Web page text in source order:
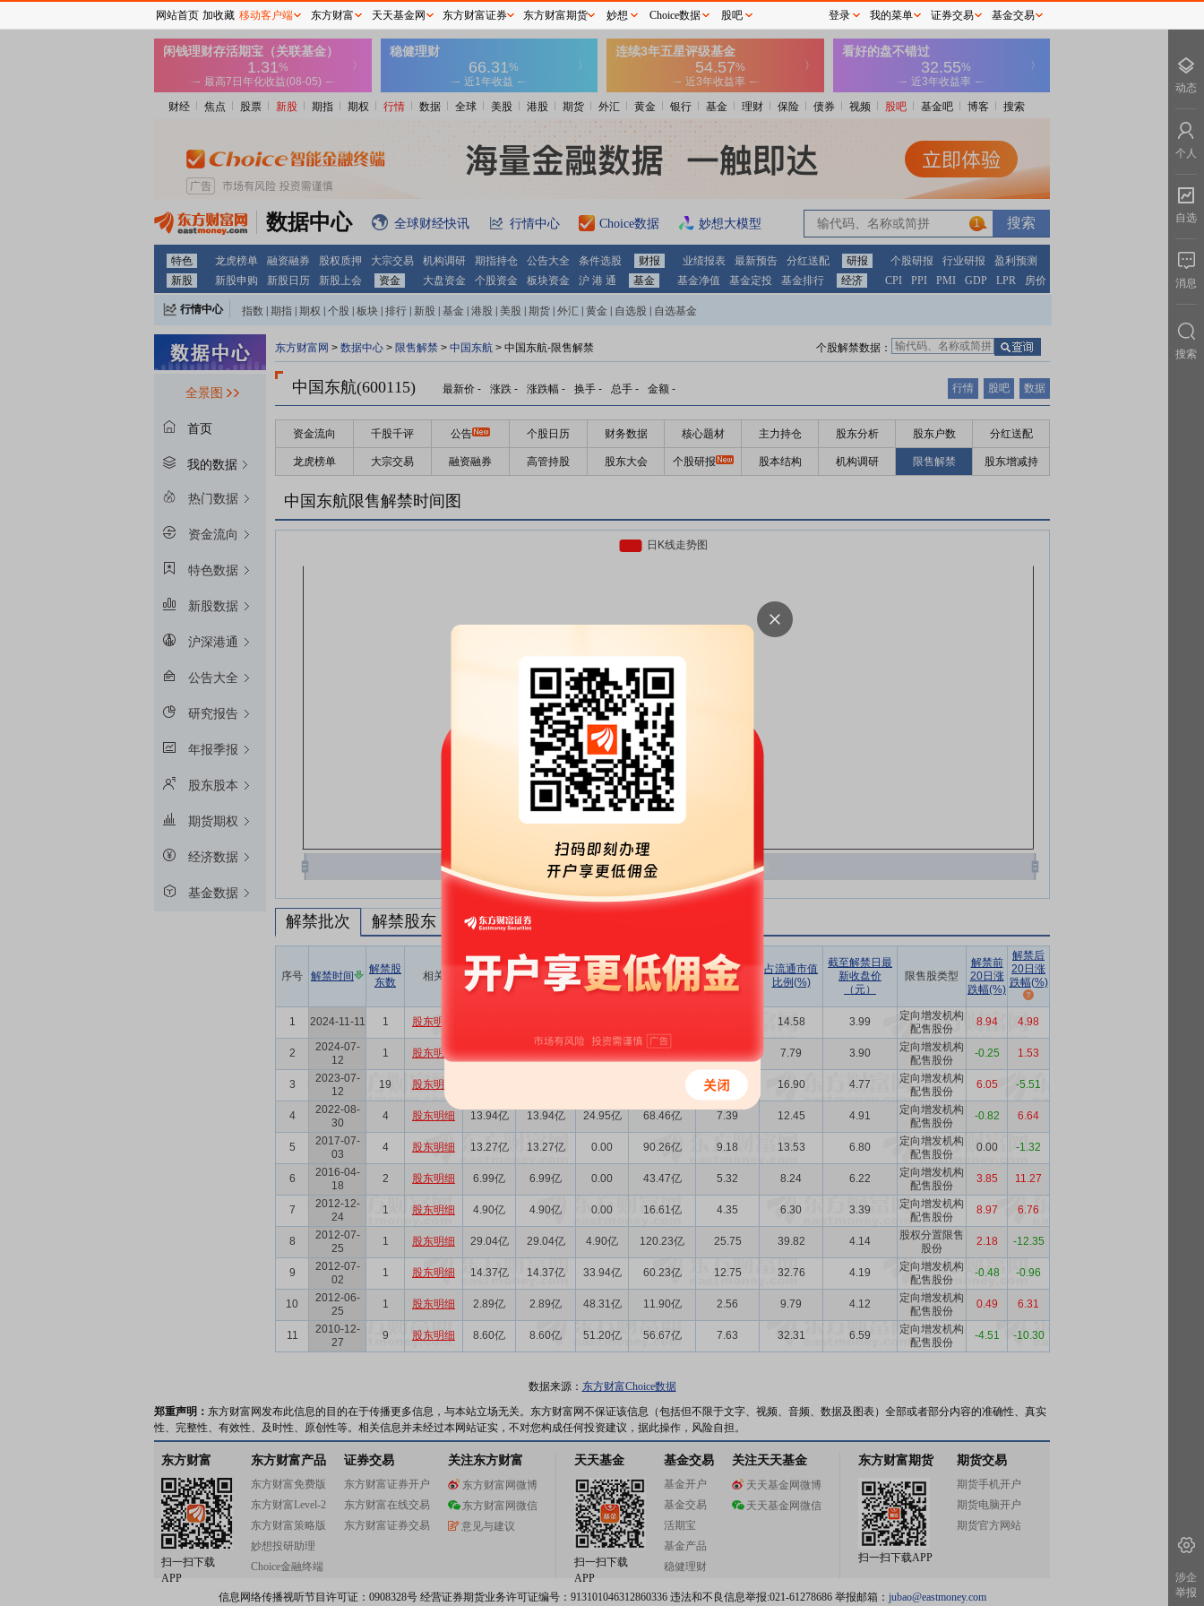
财经 焦点 股票 新股 期指 期权 行情 数据 全球 美股 港股 期货 外汇 黄金 银行 基金 理财 保险 债券 视频 股吧 基金吧 博客 搜索
数据中心 全球财经快讯 行情中心 Choice数据 妙想大模型 1
特色 龙虎榜单 融资融券 股权质押 大宗交易 机构调研 期指持仓 公告大全 条件选股 财报 业绩报表 最新预告 分红送配 研报 个股研报 行业研报
盈利预测
新股
新股申购 新股日历 新股上会 资金 大盘资金 个股资金 板块资金 沪 港 通 基金 基金净值 基金定投 基金排行 经济 CPI PPI PMI GDP LPR 房价
行情中心 指数 期指 期权 个股 板块 排行 新股 基金 港股 美股 期货 外汇 黄金 自选股 自选基金
全景图
首页
我的数据
热门数据
资金流向
特色数据
新股数据
沪深港通
公告大全
研究报告
年报季报
股东股本
期货期权
经济数据
基金数据
东方财富网 > 数据中心 > 限售解禁 > 中国东航 > 中国东航-限售解禁 个股解禁数据：
中国东航(600115) 最新价 - 涨跌 - 涨跌幅 - 换手 - 总手 - 金额 - 行情 股吧 数据
资金流向 千股千评 公告 个股日历 财务数据 核心题材 主力持仓 股东分析 股东户数 分红送配
龙虎榜单 大宗交易 融资融券 高管持股 股东大会 个股研报 股本结构 机构调研 限售解禁 股东增减持
中国东航限售解禁时间图
解禁批次 解禁股东
序号 解禁时间
解禁股
东数
相关
解禁数量
实际解禁数
量(股)
未解禁数
量(股)
实际解禁市值
(元)
占总市值比
例(%)
占流通市值
比例(%)
截至解禁日最
新收盘价
（元）
限售股类型
解禁前
20日涨
跌幅(%)
解禁后
20日涨
跌幅(%)
1 2024-11-11 1 股东明细 14.58 3.99
定向增发机构
配售股份
8.94 4.98
2
2024-07-
12
1 股东明细 11.39亿 11.39亿 24.95亿 44.42亿 5.11 7.79 3.90
定向增发机构
配售股份
-0.25 1.53
3
2023-07-
12
19 股东明细 10.22 16.90 4.77
定向增发机构
配售股份
6.05 -5.51
4
2022-08-
30
4 股东明细 13.94亿 13.94亿 24.95亿 68.46亿 7.39 12.45 4.91
定向增发机构
配售股份
-0.82 6.64
5
2017-07-
03
4 股东明细 13.27亿 13.27亿 0.00 90.26亿 9.18 13.53 6.80
定向增发机构
配售股份
0.00 -1.32
6
2016-04-
18
2 股东明细 6.99亿 6.99亿 0.00 43.47亿 5.32 8.24 6.22
定向增发机构
配售股份
3.85 11.27
7
2012-12-
24
1 股东明细 4.90亿 4.90亿 0.00 16.61亿 4.35 6.30 3.39
定向增发机构
配售股份
8.97 6.76
8
2012-07-
25
1 股东明细 29.04亿 29.04亿 4.90亿 120.23亿 25.75 39.82 4.14
股权分置限售
股份
2.18 -12.35
9
2012-07-
02
1 股东明细 14.37亿 14.37亿 33.94亿 60.23亿 12.75 32.76 4.19
定向增发机构
配售股份
-0.48 -0.96
10
2012-06-
25
1 股东明细 2.89亿 2.89亿 48.31亿 11.90亿 2.56 9.79 4.12
定向增发机构
配售股份
0.49 6.31
11
2010-12-
27
9 股东明细 8.60亿 8.60亿 51.20亿 56.67亿 7.63 32.31 6.59
定向增发机构
配售股份
-4.51 -10.30
数据来源： 东方财富Choice数据
郑重声明： 东方财富网发布此信息的目的在于传播更多信息，与本站立场无关。东方财富网不保证该信息（包括但不限于文字、视频、音频、数据及图表）全部或者部分内容的准确性、真实
性、完整性、有效性、及时性、原创性等。相关信息并未经过本网站证实，不对您构成任何投资建议，据此操作，风险自担。
东方财富
扫一扫下载
APP
东方财富产品
东方财富免费版
东方财富Level-2
东方财富策略版
妙想投研助理
Choice金融终端
证券交易
东方财富证券开户
东方财富在线交易
东方财富证券交易
关注东方财富
东方财富网微博
东方财富网微信
意见与建议
天天基金
扫一扫下载
APP
基金交易
基金开户
基金交易
活期宝
基金产品
稳健理财
关注天天基金
天天基金网微博
天天基金网微信
东方财富期货
扫一扫下载APP
期货交易
期货手机开户
期货电脑开户
期货官方网站
信息网络传播视听节目许可证：0908328号 经营证券期货业务许可证编号：913101046312860336 违法和不良信息举报:021-61278686 举报邮箱： jubao@eastmoney.com
网站首页 加收藏 移动客户端 东方财富 天天基金网 东方财富证券 东方财富期货 妙想 Choice数据 股吧 登录 我的菜单 证券交易 基金交易
动态
个人
自选
消息
搜索
涉企
举报